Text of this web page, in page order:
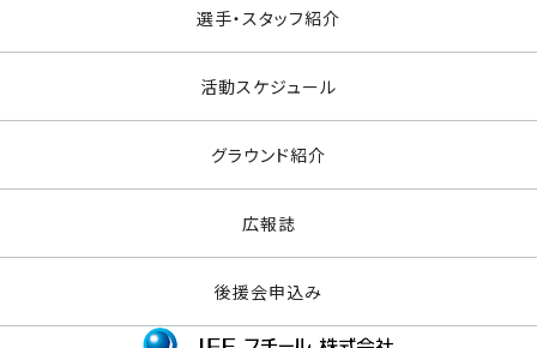
選手・スタッフ紹介
活動スケジュール
グラウンド紹介
広報誌
後援会申込み